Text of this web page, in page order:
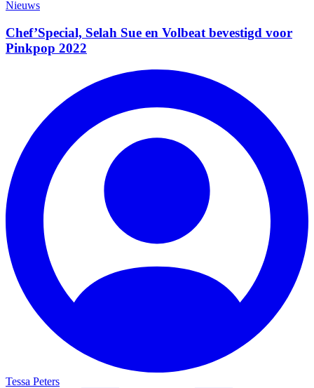
Nieuws
Chef’Special, Selah Sue en Volbeat bevestigd voor
Pinkpop 2022
Tessa Peters